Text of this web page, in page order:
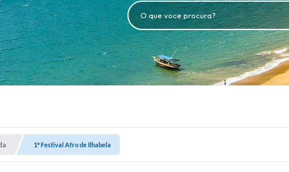
O que voce procura?
1º Festival Afro de Ilhabela